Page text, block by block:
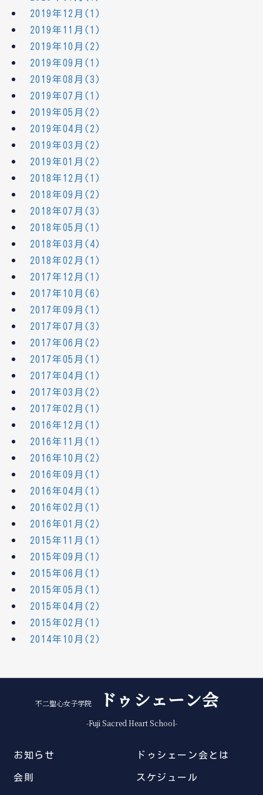
2019年12月(1)
2019年11月(1)
2019年10月(2)
2019年09月(1)
2019年08月(3)
2019年07月(1)
2019年05月(2)
2019年04月(2)
2019年03月(2)
2019年01月(2)
2018年12月(1)
2018年09月(2)
2018年07月(3)
2018年05月(1)
2018年03月(4)
2018年02月(1)
2017年12月(1)
2017年10月(6)
2017年09月(1)
2017年07月(3)
2017年06月(2)
2017年05月(1)
2017年04月(1)
2017年03月(2)
2017年02月(1)
2016年12月(1)
2016年11月(1)
2016年10月(2)
2016年09月(1)
2016年04月(1)
2016年02月(1)
2016年01月(2)
2015年11月(1)
2015年09月(1)
2015年06月(1)
2015年05月(1)
2015年04月(2)
2015年02月(1)
2014年10月(2)
不二聖心女子学院 ドゥシェーン会
-Fuji Sacred Heart School-
お知らせ ドゥシェーン会とは
会則 スケジュール